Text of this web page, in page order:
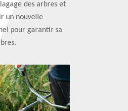
des arbres et
un nouvelle
pour garantir sa